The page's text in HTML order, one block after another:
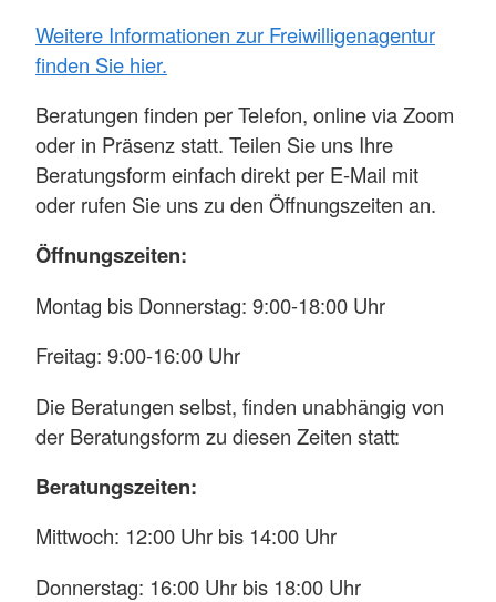
Weitere Informationen zur Freiwilligenagentur
finden Sie hier.
Beratungen finden per Telefon, online via Zoom
oder in Präsenz statt. Teilen Sie uns Ihre
Beratungsform einfach direkt per E-Mail mit
oder rufen Sie uns zu den Öffnungszeiten an.
Öffnungszeiten:
Montag bis Donnerstag: 9:00-18:00 Uhr
Freitag: 9:00-16:00 Uhr
Die Beratungen selbst, finden unabhängig von
der Beratungsform zu diesen Zeiten statt:
Beratungszeiten:
Mittwoch: 12:00 Uhr bis 14:00 Uhr
Donnerstag: 16:00 Uhr bis 18:00 Uhr